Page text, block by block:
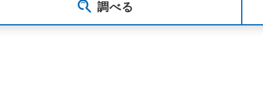
調べる